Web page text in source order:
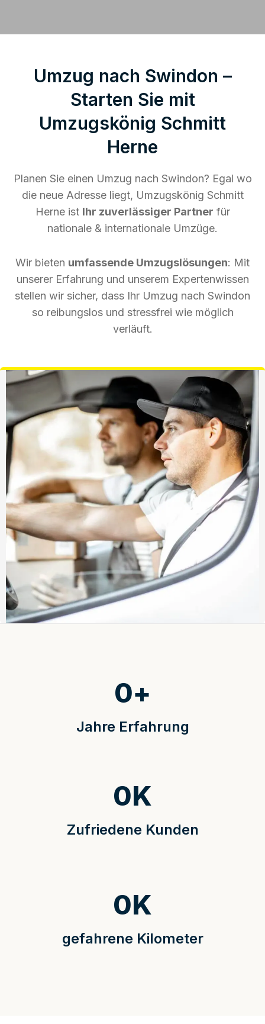
Umzug nach Swindon –
Starten Sie mit
Umzugskönig Schmitt
Herne
Planen Sie einen Umzug nach Swindon? Egal wo
die neue Adresse liegt, Umzugskönig Schmitt
Herne ist Ihr zuverlässiger Partner für
nationale & internationale Umzüge.
Wir bieten umfassende Umzugslösungen: Mit
unserer Erfahrung und unserem Expertenwissen
stellen wir sicher, dass Ihr Umzug nach Swindon
so reibungslos und stressfrei wie möglich
verläuft.
Jahre Erfahrung
0+
Zufriedene Kunden
0K
gefahrene Kilometer
0K